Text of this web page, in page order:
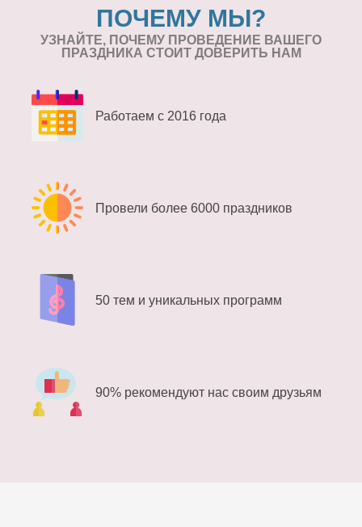
ПОЧЕМУ МЫ?
УЗНАЙТЕ, ПОЧЕМУ ПРОВЕДЕНИЕ ВАШЕГО
ПРАЗДНИКА СТОИТ ДОВЕРИТЬ НАМ
Работаем с 2016 года
Провели более 6000 праздников
50 тем и уникальных программ
90% рекомендуют нас своим друзьям